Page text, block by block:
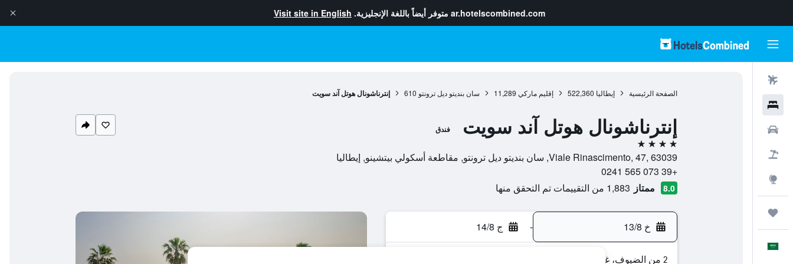
ar.hotelscombined.com متوفر أيضاً باللغة الإنجليزية. Visit site in English
الصفحة الرئيسية إيطاليا 522,360 إقليم ماركي 11,289 سان بنديتو ديل ترونتو 610 إنترناشونال هوتل آند سويت
إنترناشونال هوتل آند سويت فندق
4 نجوم
Viale Rinascimento, 47, 63039, سان بنديتو ديل ترونتو, مقاطعة أسكولي بيتشينو, إيطاليا
+39 073 565 0241
8.0 ممتاز 1,883 من التقييمات تم التحقق منها
خ 13/8 - ج 14/8
2 من الضيوف، غرفة واحدة